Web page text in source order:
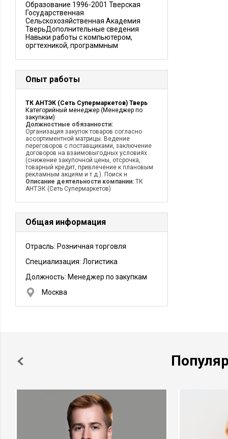
Образование 1996-2001 Тверская
Государственная
Сельскохозяйственная Академия
ТверьДополнительные сведения
Навыки работы с компьютером,
оргтехникой, программным
Опыт работы
ТК АНТЭК (Сеть Супермаркетов) Тверь
Категорийный менеджер (Менеджер по
закупкам)
Должностные обязанности:
Организация закупок товаров согласно
ассортиментной матрицы. Ведение
переговоров с поставщиками, заключение
договоров на взаимовыгодных условиях
(снижение закупочной цены, отсрочка,
товарный кредит, привлечение к плановым
рекламным акциям и т.д.). Поиск н
Описание деятельности компании: ТК
АНТЭК (Сеть Супермаркетов)
Общая информация
Отрасль: Розничная торговля
Специализация: Логистика
Должность: Менеджер по закупкам
Москва